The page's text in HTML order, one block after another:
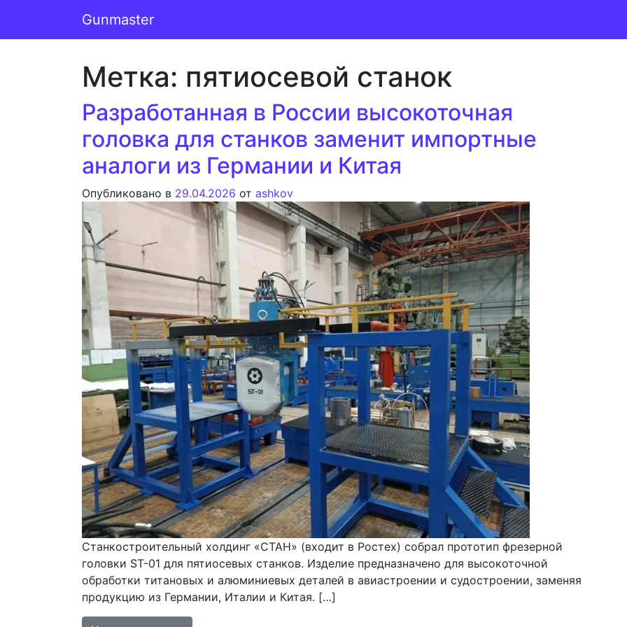
Основная навигация
Gunmaster
Метка: пятиосевой станок
Разработанная в России высокоточная
головка для станков заменит импортные
аналоги из Германии и Китая
Опубликовано в 29.04.2026 от ashkov
Станкостроительный холдинг «СТАН» (входит в Ростех) собрал прототип фрезерной
головки ST-01 для пятиосевых станков. Изделие предназначено для высокоточной
обработки титановых и алюминиевых деталей в авиастроении и судостроении, заменяя
продукцию из Германии, Италии и Китая. […]